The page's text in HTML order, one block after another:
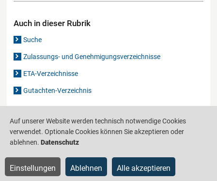
Auch in dieser Rubrik
Suche
Zulassungs- und Genehmigungsverzeichnisse
ETA-Verzeichnisse
Gutachten-Verzeichnis
Produktinformationsstelle für das Bauwesen IS-ARGEBAU
Barrierefreiheit Datenschutz
Auf unserer Website werden technisch notwendige Cookies
verwendet. Optionale Cookies können Sie akzeptieren oder
ablehnen. Datenschutz
Einstellungen Ablehnen Alle akzeptieren